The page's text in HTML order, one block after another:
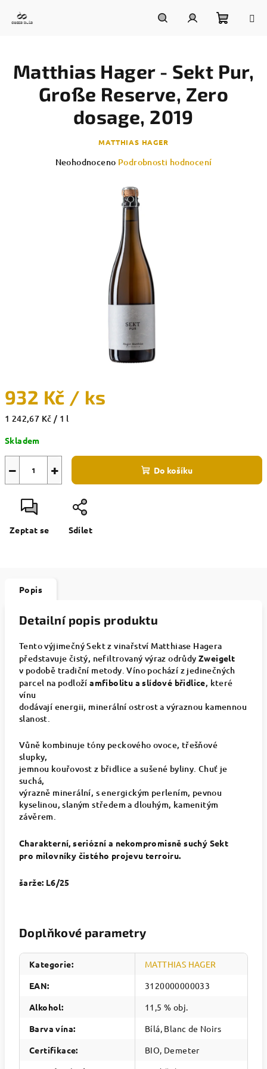
košík
932 Kč / ks
Měrná
1 242,67 Kč / 1 l
Skladem
+
− Do košíku
Zeptat se Sdílet
Matthias Hager - Sekt Pur,
Große Reserve, Zero
dosage, 2019
MATTHIAS HAGER
Průměrné
Neohodnoceno Podrobnosti hodnocení
Popis
Detailní popis produktu
Tento výjimečný Sekt z vinařství Matthiase Hagera
představuje čistý, nefiltrovaný výraz odrůdy Zweigelt
v podobě tradiční metody. Víno pochází z jedinečných
parcel na podložíamfibolitu a slídové břidlice, které
vínu
dodávají energii, minerální ostrost a výraznou kamennou
slanost.
Vůně kombinuje tóny peckového ovoce, třešňové
slupky,
jemnou kouřovost z břidlice a sušené byliny. Chuť je
suchá,
výrazně minerální, s energickým perlením, pevnou
kyselinou, slaným středem a dlouhým, kamenitým
závěrem.
Charakterní, seriózní a nekompromisně suchý Sekt
pro milovníky čistého projevu terroiru.
šarže: L6/25
Doplňkové parametry
Kategorie:
MATTHIAS HAGER
EAN:
3120000000033
Alkohol:
11,5 % obj.
Barva vína:
Bílá, Blanc de Noirs
Certifikace:
BIO, Demeter